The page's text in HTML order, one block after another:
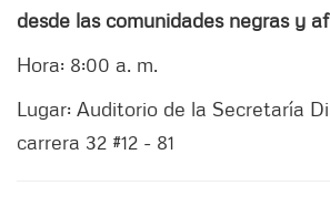
desde las comunidades negras y
Hora: 8:00 a. m.
Lugar: Auditorio de la Secretaría
carrera 32 #12 - 81